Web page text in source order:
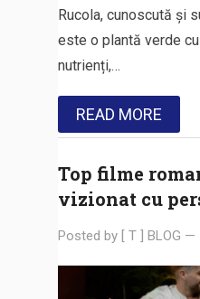
Rucola, cunoscută și
este o plantă verde
nutrienți,…
READ MORE
Top filme
vizionat cu
Posted by [ T ] BLOG —